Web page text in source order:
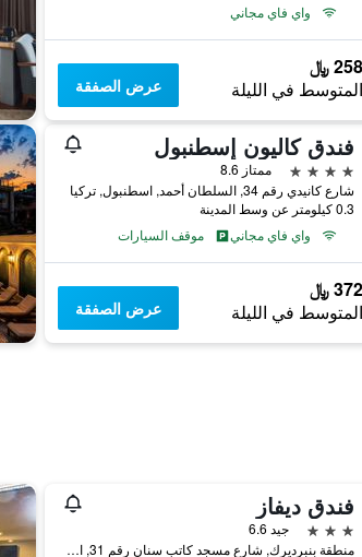
واي فاي مجاني
258 ﷼
المتوسط في الليلة عرض الصفقة
فندق كاليون إسطنبول
4 نجوم
ممتاز 8.6
شارع كانيدي رقم 34, السلطان أحمد, اسطنبول, تركيا
0.3 كيلومتر عن وسط المدينة
واي فاي مجاني
موقف السيارات
372 ﷼
المتوسط في الليلة عرض الصفقة
فندق ديفاز
3 نجوم
جيد 6.6
منطقة بنبرديرك, شارع مسجد كاتب سنان رقم 31, اسطنبول, تركيا